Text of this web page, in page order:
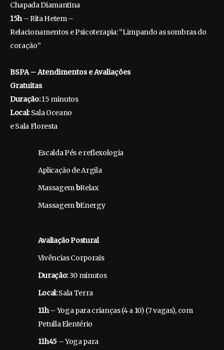
Chapada Diamantina
15h– Rita Hetem –
Relacionamentos e Psicoterapia:“Limpando as sombras do
coração”
BSPA – Atendimentos e Avaliações
Gratuitas
Duração:15 minutos
Local:Sala Oceano
e Sala Floresta
Escalda Pés e reflexologia
Aplicação de Argila
MassagembRelax
MassagembEnergy
Avaliação Postural
Vivências Corporais
Duração:30 minutos
Local:Sala Terra
11h– Yoga para crianças (4 a 10) (7 vagas), com
Petulla Elentério
11h45– Yoga para